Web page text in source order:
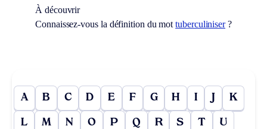
À découvrir
Connaissez-vous la définition du mottuberculiniser?
A B C D E F G H I J K
L M N O P Q R S T U